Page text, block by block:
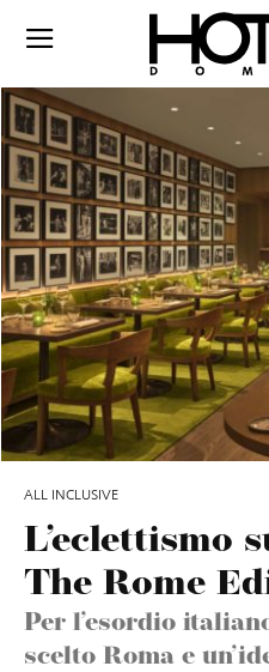
ALL INCLUSIVE
L’eclettismo
The Rome
Per l’esordio
scelto Roma e